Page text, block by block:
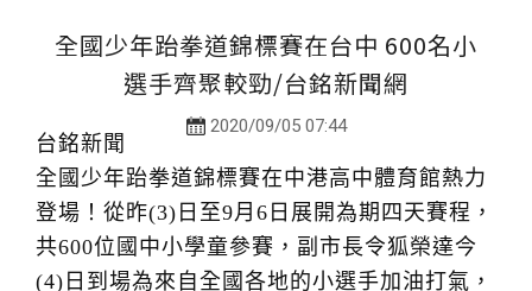
全國少年跆拳道錦標賽在台中 600名小
選手齊聚較勁/台銘新聞網
2020/09/05 07:44
台銘新聞
全國少年跆拳道錦標賽在中港高中體育館熱力
登場！從昨(3)日至9月6日展開為期四天賽程，
共600位國中小學童參賽，副市長令狐榮達今
(4)日到場為來自全國各地的小選手加油打氣，